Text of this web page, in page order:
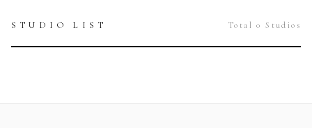
STUDIO LIST Total 0 Studios